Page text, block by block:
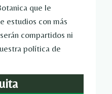
que le
estudios con más
compartidos ni
política de